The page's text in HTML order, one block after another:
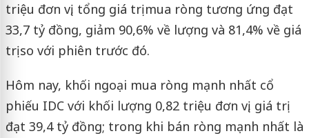
triệu đơn vị, tổng giá trị mua ròng tương ứng đạt
33,7 tỷ đồng, giảm 90,6% về lượng và 81,4% về giá
trị so với phiên trước đó.
Hôm nay, khối ngoại mua ròng mạnh nhất cổ
phiếu IDC với khối lượng 0,82 triệu đơn vị, giá trị
đạt 39,4 tỷ đồng; trong khi bán ròng mạnh nhất là